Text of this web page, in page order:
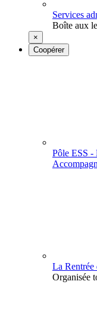
Services
Boîte aux
×
Coopérer
Pôle ESS -
La Rentrée
Organisée